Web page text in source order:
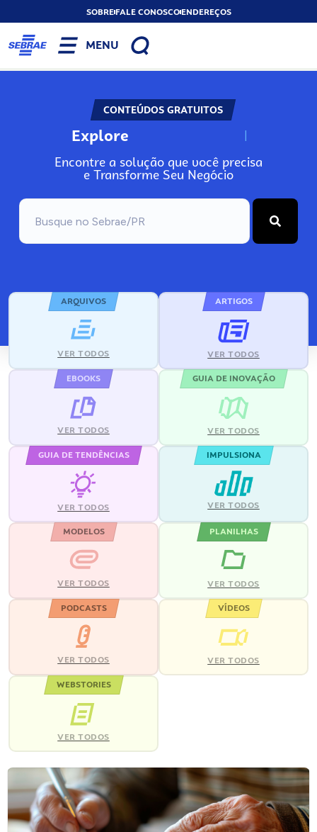
SOBREFALE CONOSCOENDEREÇOS
MENU
CONTEÚDOS GRATUITOS
Explore N
Encontre a solução que você precisa
e Transforme Seu Negócio
ARQUIVOS
VER TODOS
ARTIGOS
VER TODOS
EBOOKS
VER TODOS
GUIA DE INOVAÇÃO
VER TODOS
GUIA DE TENDÊNCIAS
VER TODOS
IMPULSIONA
VER TODOS
MODELOS
VER TODOS
PLANILHAS
VER TODOS
PODCASTS
VER TODOS
VÍDEOS
VER TODOS
WEBSTORIES
VER TODOS